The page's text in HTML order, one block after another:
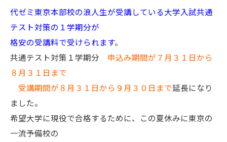
代ゼミ東京本部校の浪人生が受講している大学入試共通
テスト対策の１学期分が
格安の受講料で受けられます。
共通テスト対策１学期分 申込み期間が７月３１日から
８月３１日まで
受講期間が８月３１日から９月３０日まで延長になり
ました。
希望大学に現役で合格するために、この夏休みに東京の
一流予備校の